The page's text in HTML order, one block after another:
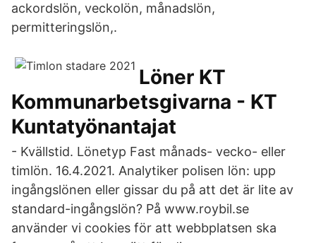
ackordslön, veckolön, månadslön,
permitteringslön,.
Löner KT
Kommunarbetsgivarna - KT
Kuntatyönantajat
- Kvällstid. Lönetyp Fast månads- vecko- eller
timlön. 16.4.2021. Analytiker polisen lön: upp
ingångslönen eller gissar du på att det är lite av
standard-ingångslön? På www.roybil.se
använder vi cookies för att webbplatsen ska